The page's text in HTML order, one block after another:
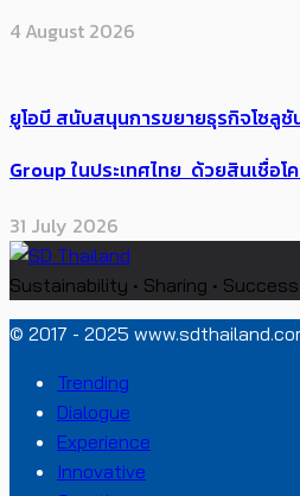
4 August 2026
ยูโอบี สนับสนุนการขยายธุรกิจโซลู
Group ในประเทศไทย ด้วยสินเชื่อโ
31 July 2026
Sustainability • Sharing • Success
© 2017 - 2025
Trending
Dialogue
Experience
Innovative